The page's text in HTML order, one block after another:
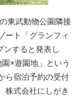
東武動物公園隣接
ート「グランフィ
ンすると発表し
×遊園地」という
ら宿泊予約の受付
株式会社にしがき